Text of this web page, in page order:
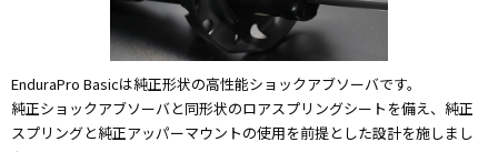
EnduraPro Basicは純正形状の高性能ショックアブソーバです。
純正ショックアブソーバと同形状のロアスプリングシートを備え、純正
スプリングと純正アッパーマウントの使用を前提とした設計を施しまし